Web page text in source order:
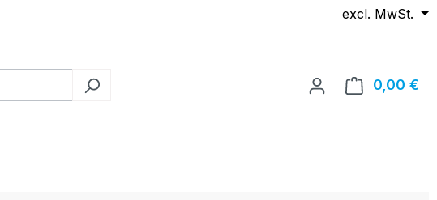
excl. MwSt.
0,00 €